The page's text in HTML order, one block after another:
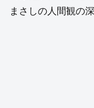
まさしの人間観の